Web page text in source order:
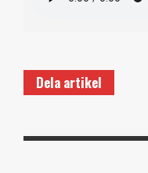
Dela artikel